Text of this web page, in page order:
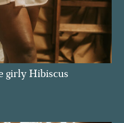
girly Hibiscus